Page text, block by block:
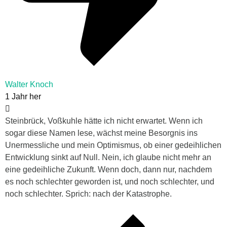
Walter Knoch
1 Jahr her
Steinbrück, Voßkuhle hätte ich nicht erwartet. Wenn ich
sogar diese Namen lese, wächst meine Besorgnis ins
Unermessliche und mein Optimismus, ob einer gedeihlichen
Entwicklung sinkt auf Null. Nein, ich glaube nicht mehr an
eine gedeihliche Zukunft. Wenn doch, dann nur, nachdem
es noch schlechter geworden ist, und noch schlechter, und
noch schlechter. Sprich: nach der Katastrophe.